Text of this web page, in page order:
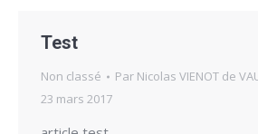
Test
Non classé Par Nicolas VIENOT de
23 mars 2017